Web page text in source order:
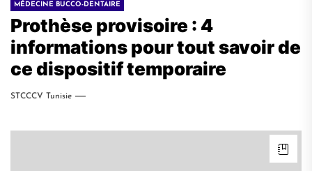
MÉDECINE BUCCO-DENTAIRE
Prothèse provisoire : 4
informations pour tout savoir de
ce dispositif temporaire
STCCCV Tunisie